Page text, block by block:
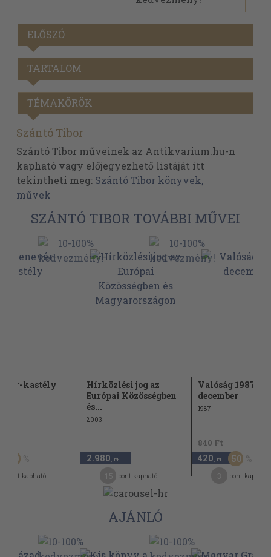
ELŐSZÓ
TARTALOM
TÉMAKÖRÖK
Szántó Tibor
Szántó Tibor műveinek az Antikvarium.hu-n
kapható vagy előjegyezhető listáját itt
tekintheti meg: Szántó Tibor könyvek,
művek
SZÁNTÓ TIBOR TOVÁBBI MŰVEI
kastély
50
pont kapható
Hírközlési jog az
Európai Közösségben
és...
2003
2.980 ,-Ft
pont kapható
Valóság 1987.
december
1987
840 Ft
420 ,-Ft 50
pont kapható
AJÁNLÓ